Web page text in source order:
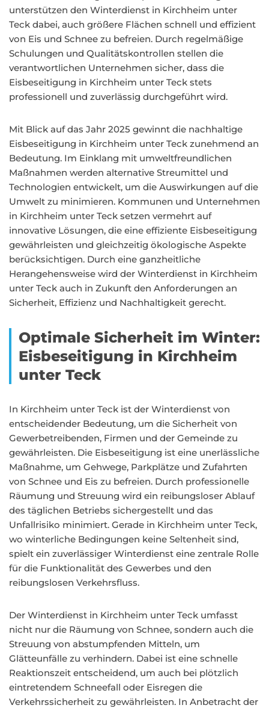
unterstützen den Winterdienst in Kirchheim unter
Teck dabei, auch größere Flächen schnell und effizient
von Eis und Schnee zu befreien. Durch regelmäßige
Schulungen und Qualitätskontrollen stellen die
verantwortlichen Unternehmen sicher, dass die
Eisbeseitigung in Kirchheim unter Teck stets
professionell und zuverlässig durchgeführt wird.
Mit Blick auf das Jahr 2025 gewinnt die nachhaltige
Eisbeseitigung in Kirchheim unter Teck zunehmend an
Bedeutung. Im Einklang mit umweltfreundlichen
Maßnahmen werden alternative Streumittel und
Technologien entwickelt, um die Auswirkungen auf die
Umwelt zu minimieren. Kommunen und Unternehmen
in Kirchheim unter Teck setzen vermehrt auf
innovative Lösungen, die eine effiziente Eisbeseitigung
gewährleisten und gleichzeitig ökologische Aspekte
berücksichtigen. Durch eine ganzheitliche
Herangehensweise wird der Winterdienst in Kirchheim
unter Teck auch in Zukunft den Anforderungen an
Sicherheit, Effizienz und Nachhaltigkeit gerecht.
Optimale Sicherheit im Winter:
Eisbeseitigung in Kirchheim
unter Teck
In Kirchheim unter Teck ist der Winterdienst von
entscheidender Bedeutung, um die Sicherheit von
Gewerbetreibenden, Firmen und der Gemeinde zu
gewährleisten. Die Eisbeseitigung ist eine unerlässliche
Maßnahme, um Gehwege, Parkplätze und Zufahrten
von Schnee und Eis zu befreien. Durch professionelle
Räumung und Streuung wird ein reibungsloser Ablauf
des täglichen Betriebs sichergestellt und das
Unfallrisiko minimiert. Gerade in Kirchheim unter Teck,
wo winterliche Bedingungen keine Seltenheit sind,
spielt ein zuverlässiger Winterdienst eine zentrale Rolle
für die Funktionalität des Gewerbes und den
reibungslosen Verkehrsfluss.
Der Winterdienst in Kirchheim unter Teck umfasst
nicht nur die Räumung von Schnee, sondern auch die
Streuung von abstumpfenden Mitteln, um
Glätteunfälle zu verhindern. Dabei ist eine schnelle
Reaktionszeit entscheidend, um auch bei plötzlich
eintretendem Schneefall oder Eisregen die
Verkehrssicherheit zu gewährleisten. In Anbetracht der